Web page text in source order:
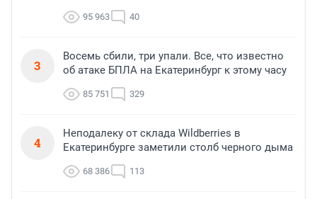
95 963 40
3
Восемь сбили, три упали. Все, что известно
об атаке БПЛА на Екатеринбург к этому часу
85 751 329
4
Неподалеку от склада Wildberries в
Екатеринбурге заметили столб черного дыма
68 386 113